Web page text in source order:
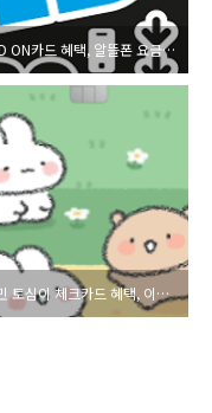
삼성 iD ON카드 혜택, 알뜰폰 요금 최대 2만원 할인
KB국민 토심이 체크카드 혜택, 이모티콘 이벤트, 발급 신청하기